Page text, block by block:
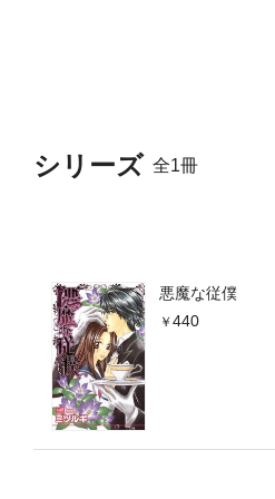
シリーズ 全1冊
悪魔な従僕
440